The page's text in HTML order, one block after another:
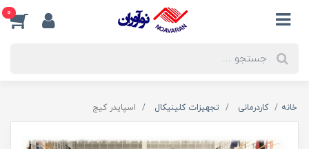
0
خانه کاردرمانی تجهیزات کلینیکال اسپایدر کیج